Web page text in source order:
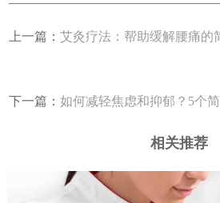
上一篇：艾灸疗法：帮助缓解腰痛的
下一篇：如何减轻焦虑和抑郁？5个
相关推荐